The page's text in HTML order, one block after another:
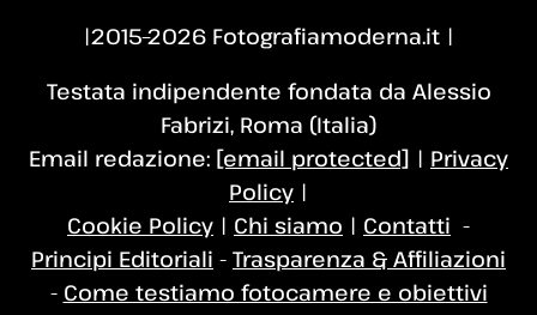
|2015–2026 Fotografiamoderna.it |
Testata indipendente fondata da Alessio
Fabrizi, Roma (Italia)
Email redazione: [email protected] | Privacy
Policy |
Cookie Policy | Chi siamo | Contatti -
Principi Editoriali - Trasparenza & Affiliazioni
- Come testiamo fotocamere e obiettivi